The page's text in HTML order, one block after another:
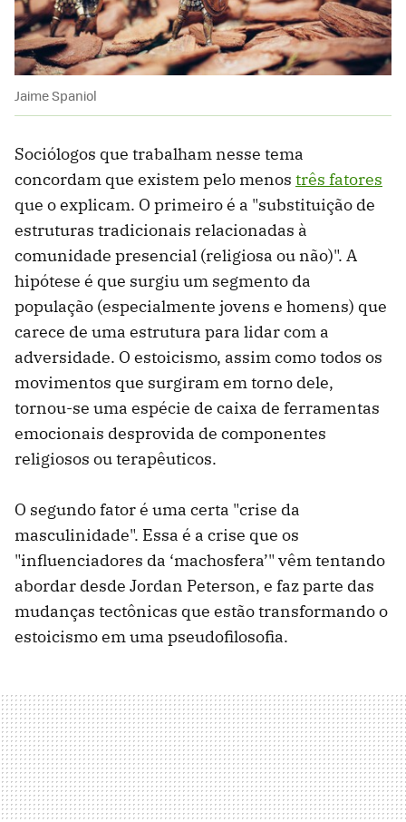
Jaime Spaniol
Sociólogos que trabalham nesse tema
concordam que existem pelo menos três fatores
que o explicam. O primeiro é a "substituição de
estruturas tradicionais relacionadas à
comunidade presencial (religiosa ou não)". A
hipótese é que surgiu um segmento da
população (especialmente jovens e homens) que
carece de uma estrutura para lidar com a
adversidade. O estoicismo, assim como todos os
movimentos que surgiram em torno dele,
tornou-se uma espécie de caixa de ferramentas
emocionais desprovida de componentes
religiosos ou terapêuticos.
O segundo fator é uma certa "crise da
masculinidade". Essa é a crise que os
"influenciadores da ‘machosfera’" vêm tentando
abordar desde Jordan Peterson, e faz parte das
mudanças tectônicas que estão transformando o
estoicismo em uma pseudofilosofia.